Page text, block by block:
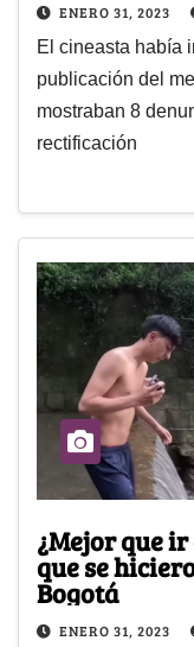
ENERO 31, 2023
El cineasta había
publicación del
mostraban 8
rectificación
¿Mejor que
que se
Bogotá
ENERO 31, 2023